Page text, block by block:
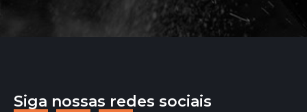
Siga nossas redes sociais